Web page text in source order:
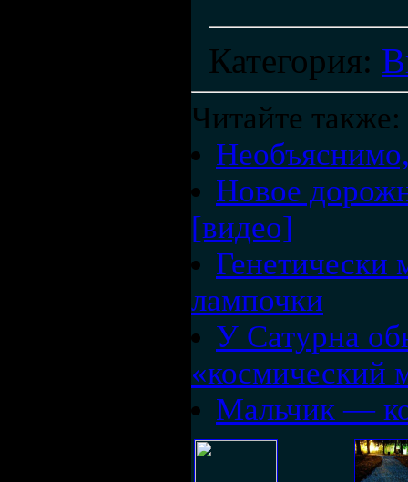
Категория:
Читайте также:
Новое
[видео]
Генетически
лампочки
У Сатурна
«коcмический
Мальчик —